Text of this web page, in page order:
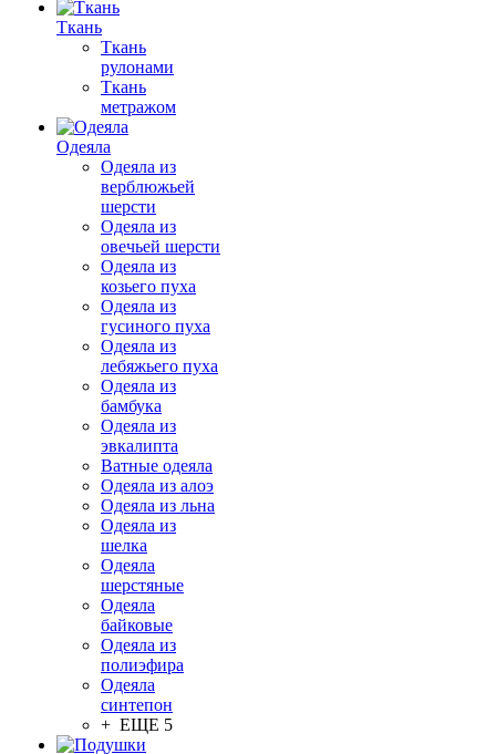
Ткань
Ткань
рулонами
Ткань
метражом
Одеяла
Одеяла из
верблюжьей
шерсти
Одеяла из
овечьей шерсти
Одеяла из
козьего пуха
Одеяла из
гусиного пуха
Одеяла из
лебяжьего пуха
Одеяла из
бамбука
Одеяла из
эвкалипта
Ватные одеяла
Одеяла из алоэ
Одеяла из льна
Одеяла из
шелка
Одеяла
шерстяные
Одеяла
байковые
Одеяла из
полиэфира
Одеяла
синтепон
+ ЕЩЕ 5